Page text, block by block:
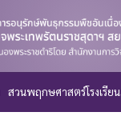
สวนพฤกษศาสตร์โรงเรียน